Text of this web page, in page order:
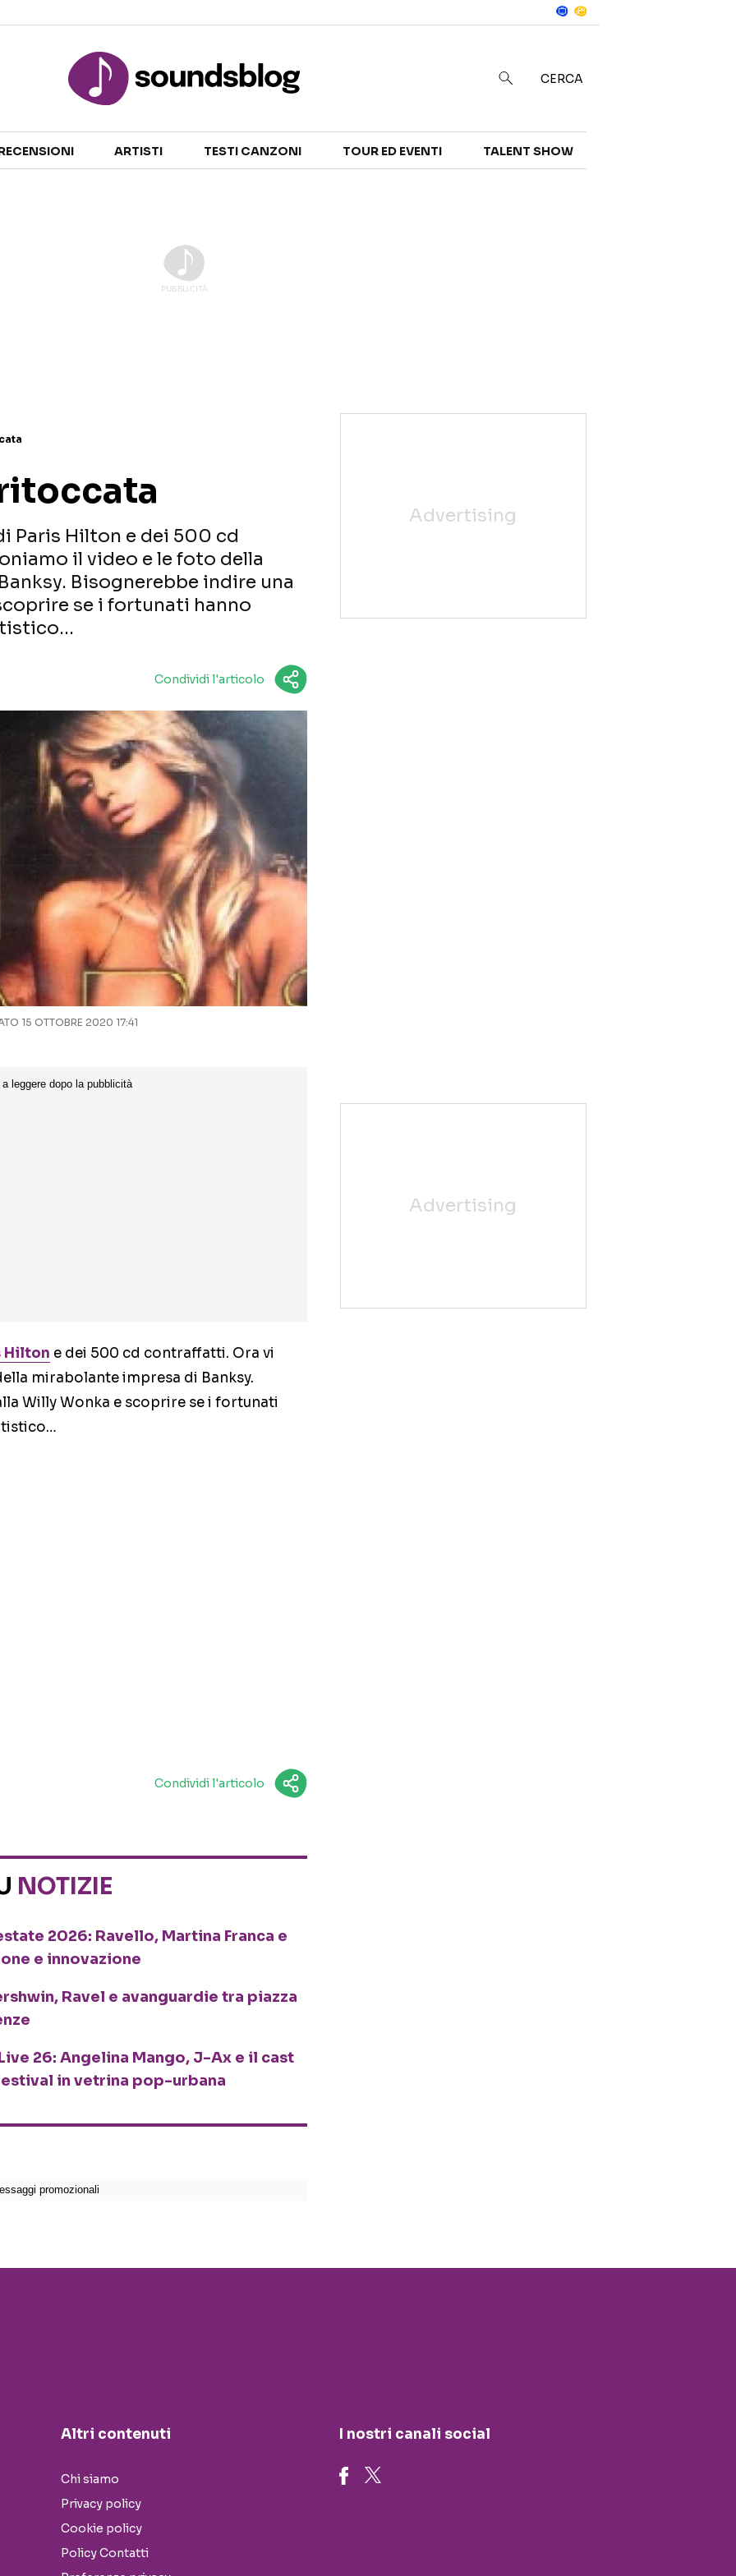
TALENT SHOW
CERCA
ARTISTI TESTI CANZONI TOUR ED EVENTI TALENT SHOW
Paris Hilton e dei 500 cd
il video e le foto della
Bisognerebbe indire una
se i fortunati hanno
Condividi l'articolo
15 OTTOBRE 2020 17:41
Hilton e dei 500 cd contraffatti. Ora vi
mirabolante impresa di Banksy.
Willy Wonka e scoprire se i fortunati
Condividi l'articolo
NOTIZIE
2026: Ravello, Martina Franca e
e innovazione
Ravel e avanguardie tra piazza
26: Angelina Mango, J-Ax e il cast
in vetrina pop-urbana
Altri contenuti
Chi siamo
Privacy policy
Cookie policy
Policy Contatti
I nostri canali social